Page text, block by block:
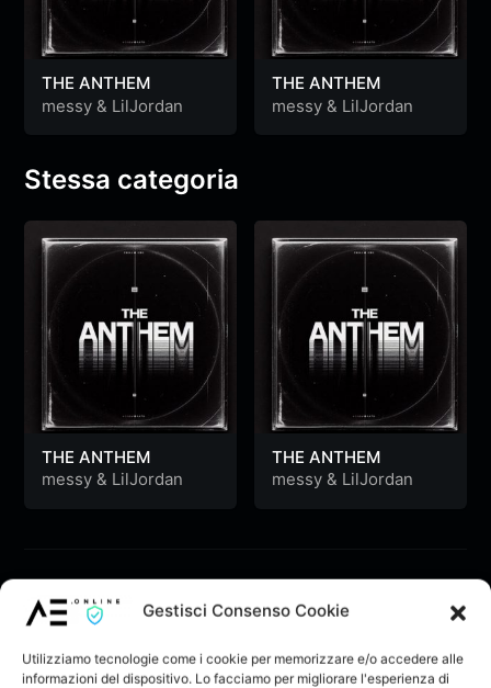
Gestisci Consenso Cookie
Utilizziamo tecnologie come i cookie per memorizzare e/o accedere alle
informazioni del dispositivo. Lo facciamo per migliorare l'esperienza di
THE ANTHEM
messy & LilJordan
THE ANTHEM
messy & LilJordan
Stessa categoria
THE ANTHEM
messy & LilJordan
THE ANTHEM
messy & LilJordan
1 Commento
Devi essere loggato per pubblicare un
commento.